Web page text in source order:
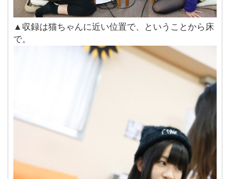
▲収録は猫ちゃんに近い位置で、ということから床
で。